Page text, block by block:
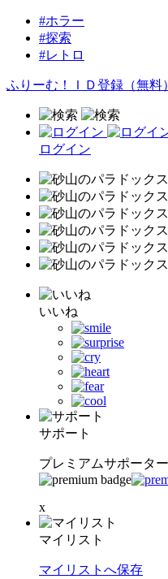
#ホラー
#探索
#レトロ
ふりーむ！ＩＤ登録（無料）
ログイン
いいね
サポート
プレミアムサポーター
x
マイリスト
マイリストへ保存